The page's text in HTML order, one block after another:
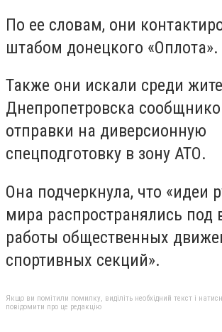
По ее словам, они
штабом донецкого «Оплота».
Также они искали среди
Днепропетровска
отправки на диверсионную
спецподготовку в зону АТО.
Она подчеркнула, что «идеи
мира распространялись под
работы общественных
спортивных секций».
Якщо ви помітили помилку, виділіть необхідний текст і
повідомити про це редакцію